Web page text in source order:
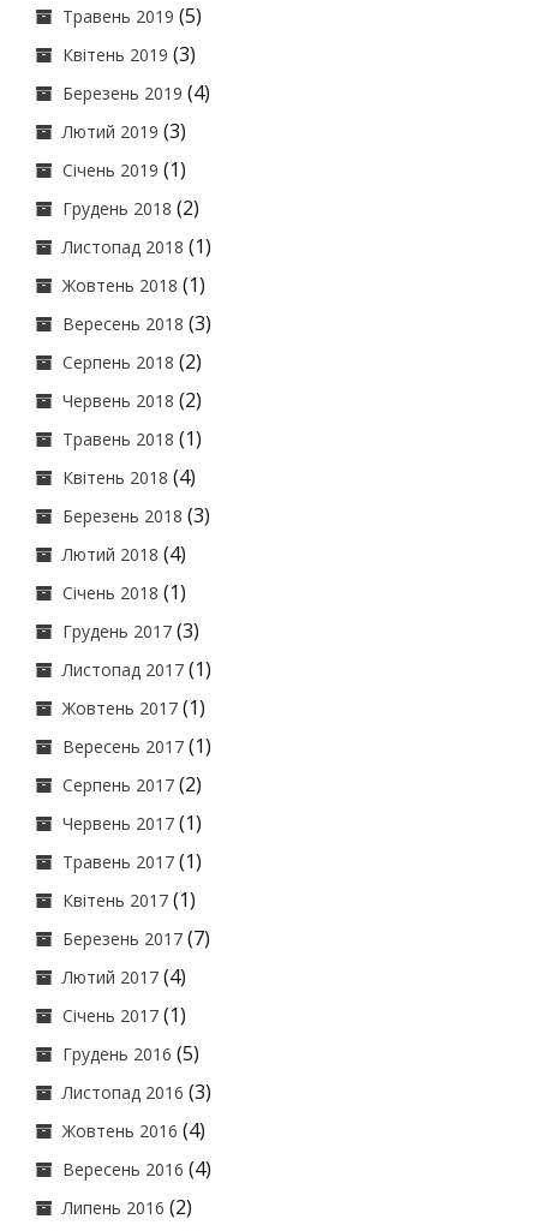
Травень 2019 (5)
Квітень 2019 (3)
Березень 2019 (4)
Лютий 2019 (3)
Січень 2019 (1)
Грудень 2018 (2)
Листопад 2018 (1)
Жовтень 2018 (1)
Вересень 2018 (3)
Серпень 2018 (2)
Червень 2018 (2)
Травень 2018 (1)
Квітень 2018 (4)
Березень 2018 (3)
Лютий 2018 (4)
Січень 2018 (1)
Грудень 2017 (3)
Листопад 2017 (1)
Жовтень 2017 (1)
Вересень 2017 (1)
Серпень 2017 (2)
Червень 2017 (1)
Травень 2017 (1)
Квітень 2017 (1)
Березень 2017 (7)
Лютий 2017 (4)
Січень 2017 (1)
Грудень 2016 (5)
Листопад 2016 (3)
Жовтень 2016 (4)
Вересень 2016 (4)
Липень 2016 (2)